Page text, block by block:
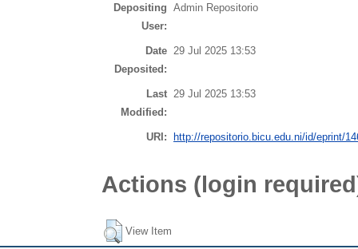
Depositing
User:
Admin Repositorio
Date
Deposited:
29 Jul 2025 13:53
Last
Modified:
29 Jul 2025 13:53
URI: http://repositorio.bicu.edu.ni/id/eprint/
Actions (login
View Item